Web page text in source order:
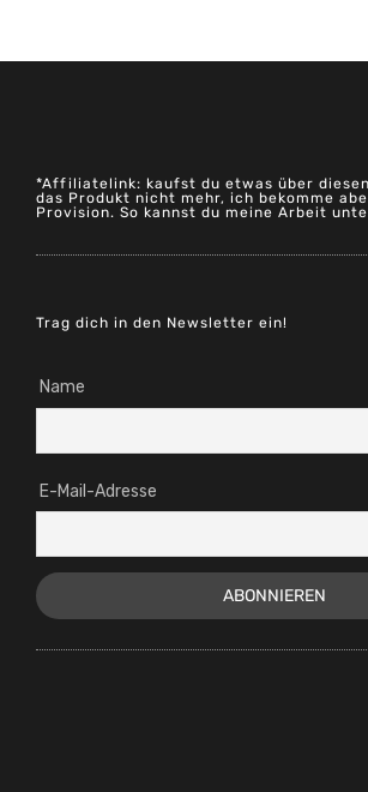
*Affiliatelink: kaufst du etwas über
das Produkt nicht mehr, ich bekomme
Provision. So kannst du meine Arbeit
Trag dich in den Newsletter ein!
Name
E-Mail-Adresse